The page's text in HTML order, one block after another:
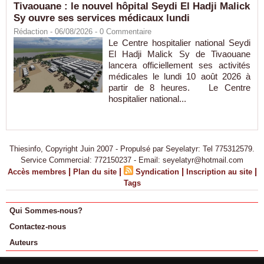
Tivaouane : le nouvel hôpital Seydi El Hadji Malick
Sy ouvre ses services médicaux lundi
Rédaction - 06/08/2026 - 0 Commentaire
Le Centre hospitalier national Seydi
El Hadji Malick Sy de Tivaouane
lancera officiellement ses activités
médicales le lundi 10 août 2026 à
partir de 8 heures. Le Centre
hospitalier national...
Thiesinfo, Copyright Juin 2007 - Propulsé par Seyelatyr: Tel 775312579.
Service Commercial: 772150237 - Email: seyelatyr@hotmail.com
Accès membres | Plan du site | Syndication | Inscription au site |
Tags
Qui Sommes-nous?
Contactez-nous
Auteurs